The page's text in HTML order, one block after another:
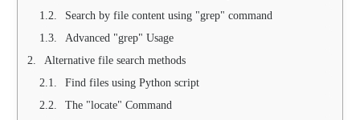
Search by file content using "grep" command
Advanced "grep" Usage
Alternative file search methods
Find files using Python script
The "locate" Command